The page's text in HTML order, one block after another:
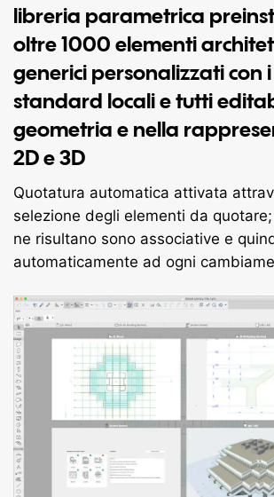
libreria parametrica
oltre 1000 elementi
generici personalizzati con
standard locali e tutti
geometria e nella
2D e 3D
Quotatura automatica attivata
selezione degli elementi da
ne risultano sono associative e
automaticamente ad ogni